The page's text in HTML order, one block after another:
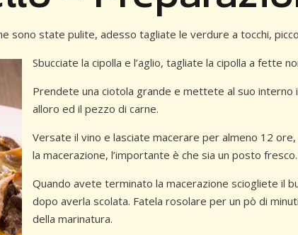
sono state pulite, adesso tagliate le verdure a tocchi,
Sbucciate la cipolla e l’aglio, tagliate la cipolla a fette
Prendete una ciotola grande e mettete al suo
alloro ed il pezzo di carne.
Versate il vino e lasciate macerare per almeno 12
la macerazione, l’importante è che sia un posto fresco.
Quando avete terminato la macerazione sciogliete il
dopo averla scolata. Fatela rosolare per un pò di
della marinatura.